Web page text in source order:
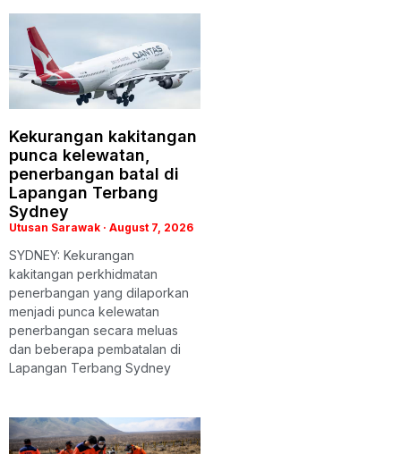
Kekurangan kakitangan
punca kelewatan,
penerbangan batal di
Lapangan Terbang
Sydney
Utusan Sarawak August 7, 2026
SYDNEY: Kekurangan
kakitangan perkhidmatan
penerbangan yang dilaporkan
menjadi punca kelewatan
penerbangan secara meluas
dan beberapa pembatalan di
Lapangan Terbang Sydney